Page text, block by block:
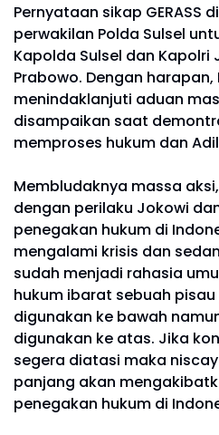
Pernyataan sikap GERASS
perwakilan Polda Sulsel
Kapolda Sulsel dan Kapolri
Prabowo. Dengan
menindaklanjuti aduan
disampaikan saat
memproses hukum dan
Membludaknya massa
dengan perilaku Jokowi
penegakan hukum di
mengalami krisis dan
sudah menjadi rahasia
hukum ibarat sebuah
digunakan ke bawah
digunakan ke atas. Jika
segera diatasi maka
panjang akan
penegakan hukum di